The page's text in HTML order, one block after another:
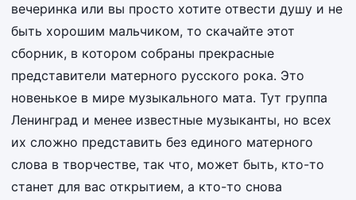
вечеринка или вы просто хотите отвести душу и не
быть хорошим мальчиком, то скачайте этот
сборник, в котором собраны прекрасные
представители матерного русского рока. Это
новенькое в мире музыкального мата. Тут группа
Ленинград и менее известные музыканты, но всех
их сложно представить без единого матерного
слова в творчестве, так что, может быть, кто-то
станет для вас открытием, а кто-то снова